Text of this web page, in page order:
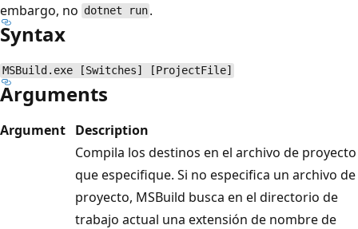
embargo, no dotnet run .
Syntax
MSBuild.exe [Switches] [ProjectFile]
Arguments
Argument Description
Compila los destinos en el archivo de proyecto
que especifique. Si no especifica un archivo de
proyecto, MSBuild busca en el directorio de
trabajo actual una extensión de nombre de